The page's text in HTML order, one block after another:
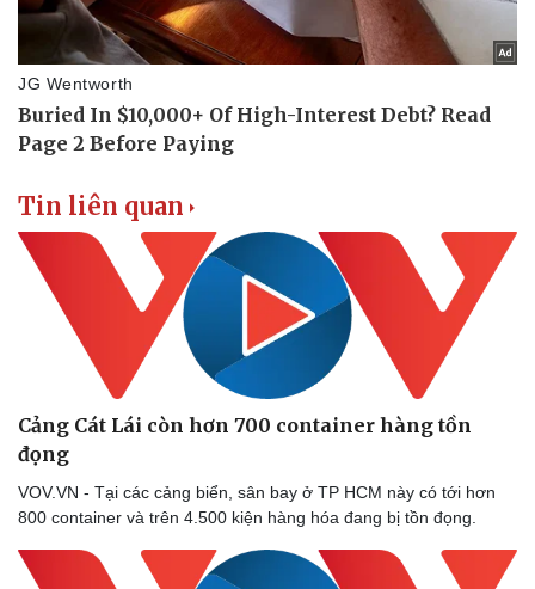
Thế giới thể thao
Hậu trường
Tin liên quan
Cảng Cát Lái còn hơn 700 container hàng tồn
đọng
VOV.VN - Tại các cảng biển, sân bay ở TP HCM này có tới hơn
800 container và trên 4.500 kiện hàng hóa đang bị tồn đọng.